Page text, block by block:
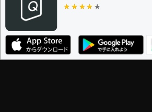
★★★★★
★★★★★